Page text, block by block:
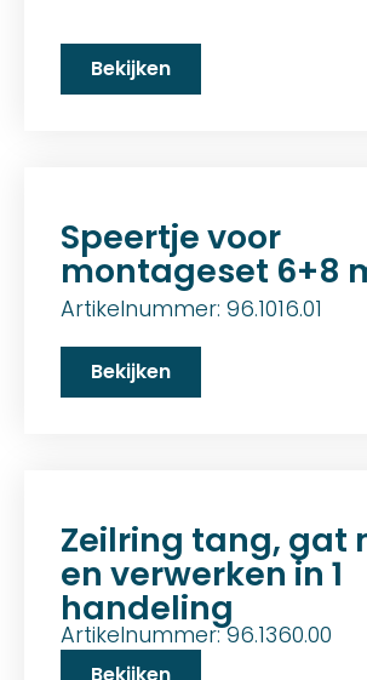
Bekijken
Speertje voor
montageset 6+8
Artikelnummer: 96.1016.01
Bekijken
Zeilring tang, gat
en verwerken in 1
handeling
Artikelnummer: 96.1360.00
Bekijken